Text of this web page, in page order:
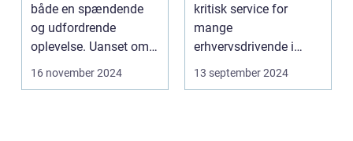
både en spændende
og udfordrende
oplevelse. Uanset om
m...
16 november 2024
kritisk service for
mange
erhvervsdrivende i
Frederikshavn og
omegn. Det er p...
13 september 2024